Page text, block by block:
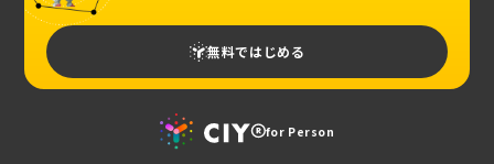
無料ではじめる
for Person